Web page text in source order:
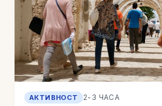
АКТИВНОСТ 2-3 ЧАСА